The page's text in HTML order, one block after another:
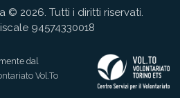
© 2026. Tutti i diritti riservati.
94574330018
dal
Vol.To